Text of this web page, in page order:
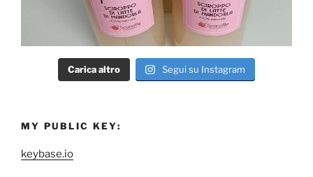
Carica altro Segui su Instagram
MY PUBLIC KEY:
keybase.io